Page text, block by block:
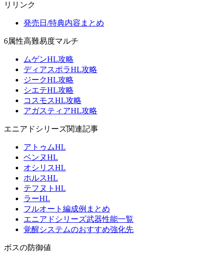
リリンク
発売日/特典内容まとめ
6属性高難易度マルチ
ムゲンHL攻略
ディアスポラHL攻略
ジークHL攻略
シエテHL攻略
コスモスHL攻略
アガスティアHL攻略
エニアドシリーズ関連記事
アトゥムHL
ベンヌHL
オシリスHL
ホルスHL
テフヌトHL
ラーHL
フルオート編成例まとめ
エニアドシリーズ武器性能一覧
覚醒システムのおすすめ強化先
ボスの防御値